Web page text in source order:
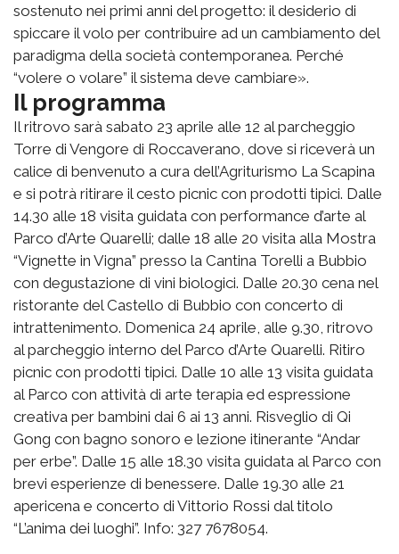
sostenuto nei primi anni del progetto: il desiderio di
spiccare il volo per contribuire ad un cambiamento del
paradigma della società contemporanea. Perché
“volere o volare” il sistema deve cambiare».
Il programma
Il ritrovo sarà sabato 23 aprile alle 12 al parcheggio
Torre di Vengore di Roccaverano, dove si riceverà un
calice di benvenuto a cura dell’Agriturismo La Scapina
e si potrà ritirare il cesto picnic con prodotti tipici. Dalle
14.30 alle 18 visita guidata con performance d’arte al
Parco d’Arte Quarelli; dalle 18 alle 20 visita alla Mostra
“Vignette in Vigna” presso la Cantina Torelli a Bubbio
con degustazione di vini biologici. Dalle 20.30 cena nel
ristorante del Castello di Bubbio con concerto di
intrattenimento. Domenica 24 aprile, alle 9.30, ritrovo
al parcheggio interno del Parco d’Arte Quarelli. Ritiro
picnic con prodotti tipici. Dalle 10 alle 13 visita guidata
al Parco con attività di arte terapia ed espressione
creativa per bambini dai 6 ai 13 anni. Risveglio di Qi
Gong con bagno sonoro e lezione itinerante “Andar
per erbe”. Dalle 15 alle 18.30 visita guidata al Parco con
brevi esperienze di benessere. Dalle 19.30 alle 21
apericena e concerto di Vittorio Rossi dal titolo
“L’anima dei luoghi”. Info: 327 7678054.